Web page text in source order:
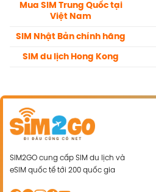
Mua SIM Trung Quốc tại
Việt Nam
SIM Nhật Bản chính hãng
SIM du lịch Hong Kong
SIM2GO cung cấp SIM du lịch và
eSIM quốc tế tới 200 quốc gia